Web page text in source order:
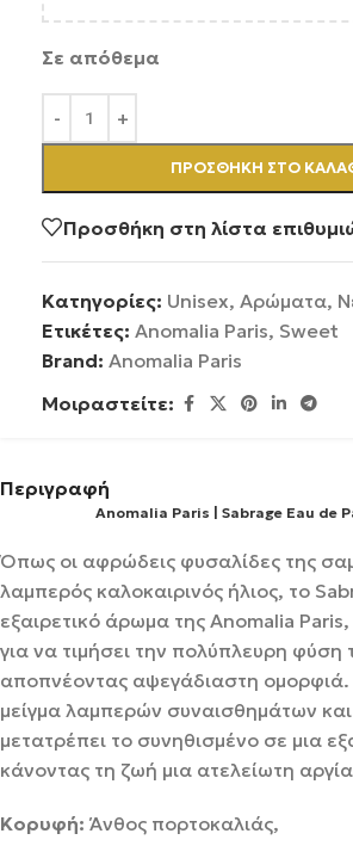
Σε απόθεμα
ΠΡΟΣΘΉΚΗ ΣΤΟ
Προσθήκη στη λίστα
Κατηγορίες: Unisex, Αρώματα,
Ετικέτες: Anomalia Paris, Sweet
Brand: Anomalia Paris
Μοιραστείτε:
Περιγραφή
Anomalia Paris | Sabrage Eau de
Όπως οι αφρώδεις φυσαλίδες της
λαμπερός καλοκαιρινός ήλιος, το
εξαιρετικό άρωμα της Anomalia Paris,
για να τιμήσει την πολύπλευρη φύση
αποπνέοντας αψεγάδιαστη ομορφιά.
μείγμα λαμπερών συναισθημάτων
μετατρέπει το συνηθισμένο σε μια
κάνοντας τη ζωή μια ατελείωτη
Kορυφή: Άνθος πορτοκαλιάς,